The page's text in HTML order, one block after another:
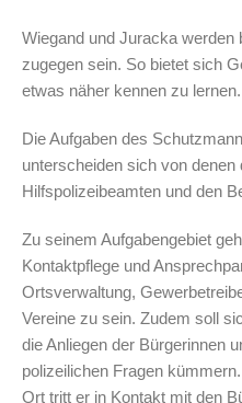
Wiegand und Juracka
zugegen sein. So bietet sich
etwas näher kennen zu lernen.
Die Aufgaben des
unterscheiden sich von
Hilfspolizeibeamten und den
Zu seinem Aufgabengebiet
Kontaktpflege und
Ortsverwaltung,
Vereine zu sein. Zudem soll
die Anliegen der Bürgerinnen
polizeilichen Fragen
Ort tritt er in Kontakt mit den